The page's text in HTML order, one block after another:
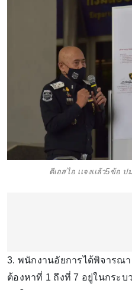
ดีเอสไอ เเจงเเล้ว5ข้อ
3. พนักงานอัยการได้พิจารณ
ต้องหาที่ 1 ถึงที่ 7 อยู่ในกระ